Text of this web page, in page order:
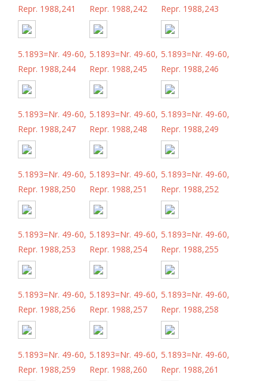
Repr. 1988,241
Repr. 1988,242
Repr. 1988,243
5.1893=Nr. 49-60,
Repr. 1988,244
5.1893=Nr. 49-60,
Repr. 1988,245
5.1893=Nr. 49-60,
Repr. 1988,246
5.1893=Nr. 49-60,
Repr. 1988,247
5.1893=Nr. 49-60,
Repr. 1988,248
5.1893=Nr. 49-60,
Repr. 1988,249
5.1893=Nr. 49-60,
Repr. 1988,250
5.1893=Nr. 49-60,
Repr. 1988,251
5.1893=Nr. 49-60,
Repr. 1988,252
5.1893=Nr. 49-60,
Repr. 1988,253
5.1893=Nr. 49-60,
Repr. 1988,254
5.1893=Nr. 49-60,
Repr. 1988,255
5.1893=Nr. 49-60,
Repr. 1988,256
5.1893=Nr. 49-60,
Repr. 1988,257
5.1893=Nr. 49-60,
Repr. 1988,258
5.1893=Nr. 49-60,
Repr. 1988,259
5.1893=Nr. 49-60,
Repr. 1988,260
5.1893=Nr. 49-60,
Repr. 1988,261